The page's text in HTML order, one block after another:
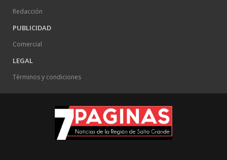
Redacción
PUBLICIDAD
Comercial
LEGAL
Términos y condiciones